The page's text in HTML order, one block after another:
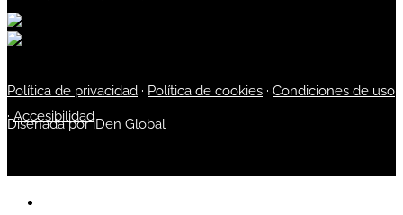
Política de privacidad · Política de cookies · Condiciones de uso
·Accesibilidad
Diseñada poriDen Global